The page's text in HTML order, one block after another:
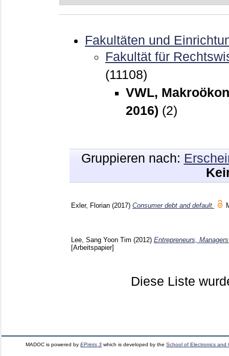
Fakultäten und
Fakultät für
(11108)
VWL,
2016) (2)
Gruppieren nach:
Exler, Florian (2017) Consumer debt and default.
Lee, Sang Yoon Tim (2012) Entrepreneurs,
[Arbeitspapier]
Diese Liste
MADOC is powered byEPrints 3 which is developed by theSchool of Electronics and